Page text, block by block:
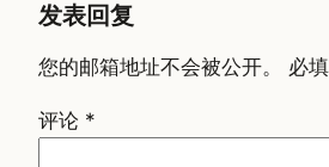
发表回复
您的邮箱地址不会被公开。 必
评论 *